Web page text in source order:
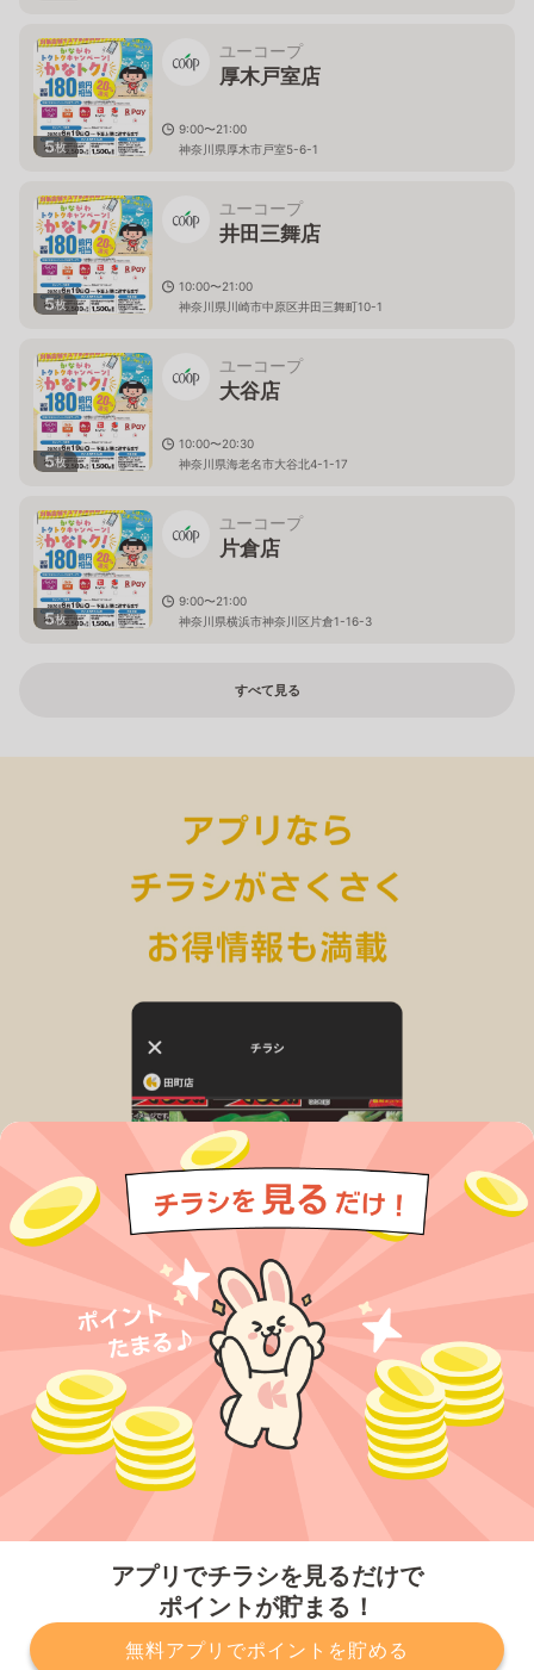
アプリでチラシを見るだけで
ポイントが貯まる！
無料アプリでポイントを貯める
5枚
ユーコープ
厚木戸室店
9:00〜21:00
神奈川県厚木市戸室5-6-1
5枚
ユーコープ
井田三舞店
10:00〜21:00
神奈川県川崎市中原区井田三舞町10-1
5枚
ユーコープ
大谷店
10:00〜20:30
神奈川県海老名市大谷北4-1-17
5枚
ユーコープ
片倉店
9:00〜21:00
神奈川県横浜市神奈川区片倉1-16-3
すべて見る